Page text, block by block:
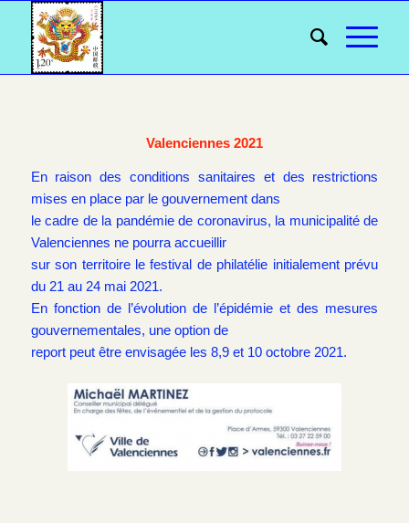
Valenciennes 2021
En raison des conditions sanitaires et des restrictions
mises en place par le gouvernement dans
le cadre de la pandémie de coronavirus, la municipalité de
Valenciennes ne pourra accueillir
sur son territoire le festival de philatélie initialement prévu
du 21 au 24 mai 2021.
En fonction de l’évolution de l’épidémie et des mesures
gouvernementales, une option de
report peut être envisagée les 8,9 et 10 octobre 2021.